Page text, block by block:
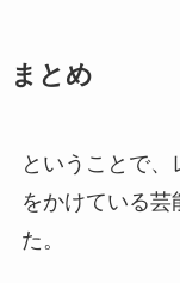
まとめ
ということで
をかけている芸
た。